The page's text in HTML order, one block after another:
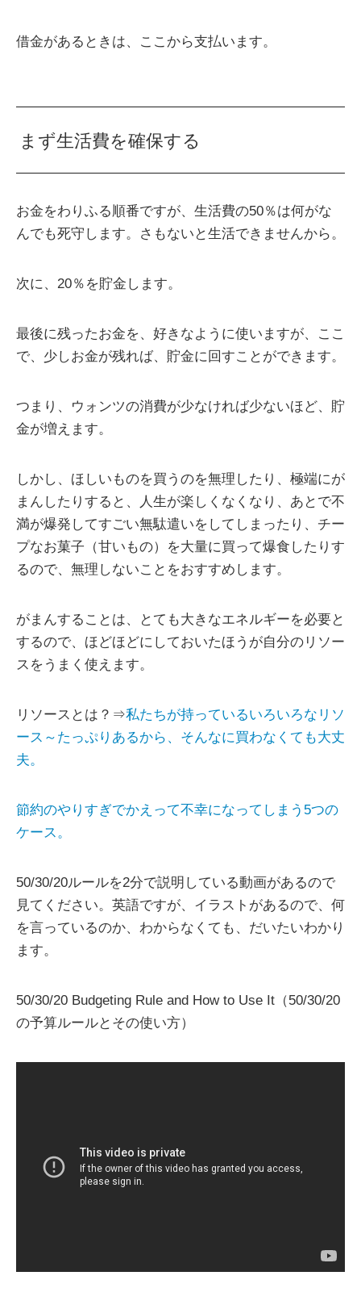
借金があるときは、ここから支払います。
まず生活費を確保する
お金をわりふる順番ですが、生活費の50％は何がな
んでも死守します。さもないと生活できませんから。
次に、20％を貯金します。
最後に残ったお金を、好きなように使いますが、ここ
で、少しお金が残れば、貯金に回すことができます。
つまり、ウォンツの消費が少なければ少ないほど、貯
金が増えます。
しかし、ほしいものを買うのを無理したり、極端にが
まんしたりすると、人生が楽しくなくなり、あとで不
満が爆発してすごい無駄遣いをしてしまったり、チー
プなお菓子（甘いもの）を大量に買って爆食したりす
るので、無理しないことをおすすめします。
がまんすることは、とても大きなエネルギーを必要と
するので、ほどほどにしておいたほうが自分のリソー
スをうまく使えます。
リソースとは？⇒私たちが持っているいろいろなリソ
ース～たっぷりあるから、そんなに買わなくても大丈
夫。
節約のやりすぎでかえって不幸になってしまう5つの
ケース。
50/30/20ルールを2分で説明している動画があるので
見てください。英語ですが、イラストがあるので、何
を言っているのか、わからなくても、だいたいわかり
ます。
50/30/20 Budgeting Rule and How to Use It（50/30/20
の予算ルールとその使い方）